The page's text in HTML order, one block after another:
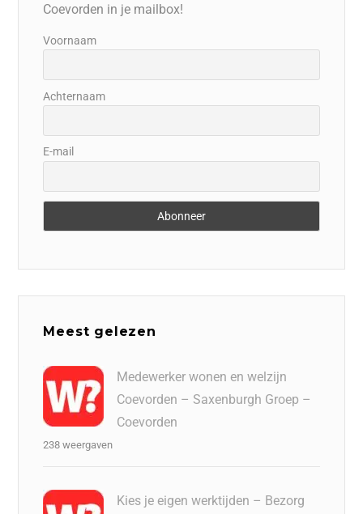
Coevorden in je mailbox!
Voornaam
Achternaam
E-mail
Meest gelezen
Medewerker wonen en welzijn
Coevorden – Saxenburgh Groep –
Coevorden
238 weergaven
Kies je eigen werktijden – Bezorg